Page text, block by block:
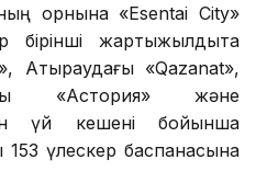
орнына «Esentai City»
бірінші жартыжылдықта
Атыраудағы «Qazanat»,
«Астория» және
үй кешені бойынша
153 үлескер баспанасына